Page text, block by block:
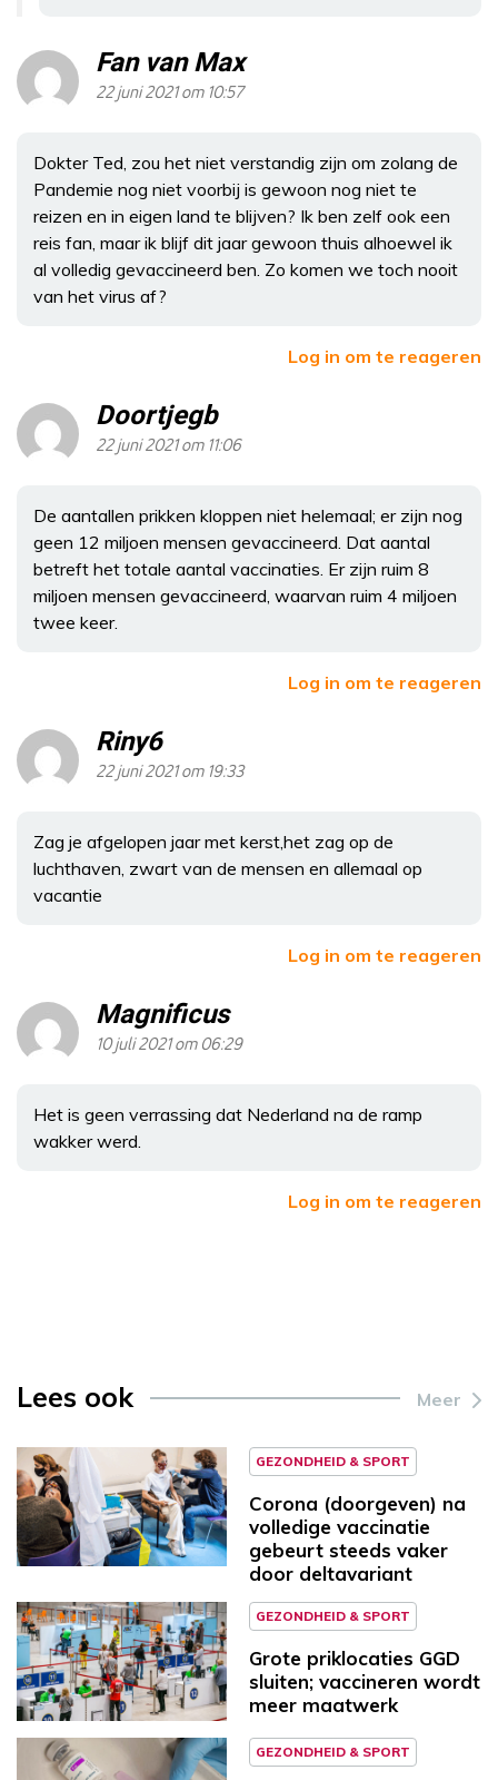
Fan van Max
22 juni 2021 om 10:57
Dokter Ted, zou het niet verstandig zijn om zolang de
Pandemie nog niet voorbij is gewoon nog niet te
reizen en in eigen land te blijven? Ik ben zelf ook een
reis fan, maar ik blijf dit jaar gewoon thuis alhoewel ik
al volledig gevaccineerd ben. Zo komen we toch nooit
van het virus af?
Log in om te reageren
Doortjegb
22 juni 2021 om 11:06
De aantallen prikken kloppen niet helemaal; er zijn nog
geen 12 miljoen mensen gevaccineerd. Dat aantal
betreft het totale aantal vaccinaties. Er zijn ruim 8
miljoen mensen gevaccineerd, waarvan ruim 4 miljoen
twee keer.
Log in om te reageren
Riny6
22 juni 2021 om 19:33
Zag je afgelopen jaar met kerst,het zag op de
luchthaven, zwart van de mensen en allemaal op
vacantie
Log in om te reageren
Magnificus
10 juli 2021 om 06:29
Het is geen verrassing dat Nederland na de ramp
wakker werd.
Log in om te reageren
Lees ook Meer
GEZONDHEID & SPORT
Corona (doorgeven) na
volledige vaccinatie
gebeurt steeds vaker
door deltavariant
GEZONDHEID & SPORT
Grote priklocaties GGD
sluiten; vaccineren wordt
meer maatwerk
GEZONDHEID & SPORT